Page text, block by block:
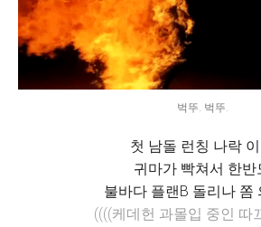
벅뚜. 벅뚜.
첫 남돌 런칭 나락
귀마가 빡쳐서 한반
불바다 플랜B 돌리나 쫌
((((케데헌 과몰입 중인 따